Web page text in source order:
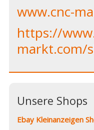
www.cnc-
https://
markt.com/
Unsere Shops
Ebay Kleinanzeigen